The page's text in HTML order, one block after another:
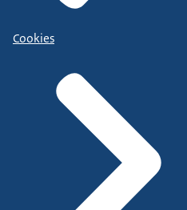
Cookies